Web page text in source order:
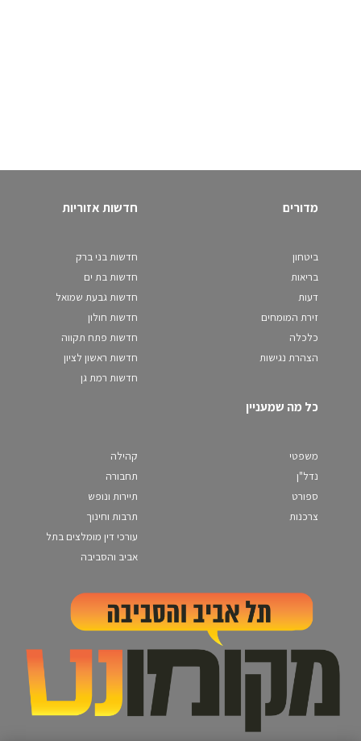
מדורים
ביטחון
בריאות
דעות
זירת המומחים
כלכלה
הצהרת נגישות
חדשות אזוריות
חדשות בני ברק
חדשות בת ים
חדשות גבעת שמואל
חדשות חולון
חדשות פתח תקווה
חדשות ראשון לציון
חדשות רמת גן
כל מה שמעניין
משפטי
נדל"ן
ספורט
צרכנות
קהילה
תחבורה
תיירות ונופש
תרבות וחינוך
עורכי דין מומלצים בתל
אביב והסביבה